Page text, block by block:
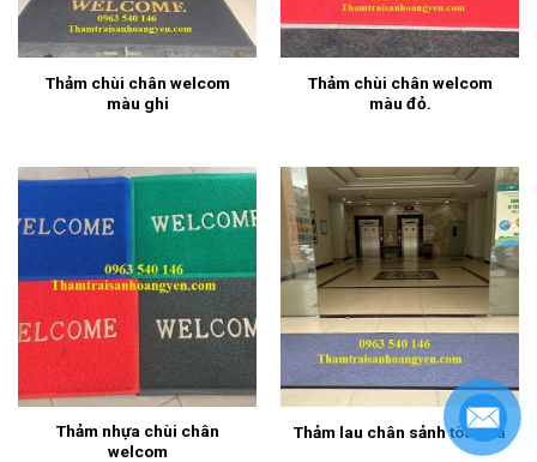
Thảm chùi chân welcom
màu ghi
Thảm chùi chân welcom
màu đỏ.
Thảm nhựa chùi chân
welcom
Thảm lau chân sảnh tòa nhà